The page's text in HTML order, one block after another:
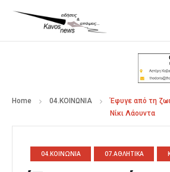
Home 04.ΚΟΙΝΩΝΙΑ
Έφυγε από τη
Νίκι Λάουντα
04.ΚΟΙΝΩΝΙΑ 07.ΑΘΛΗΤΙΚΑ